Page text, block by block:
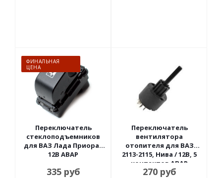
ФИНАЛЬНАЯ
ЦЕНА
Переключатель
стеклоподъемников
для ВАЗ Лада Приора /
12В АВАР
335руб
Переключатель
вентилятора
отопителя для ВАЗ
2113-2115, Нива / 12В, 5
контактов АВАР
270руб